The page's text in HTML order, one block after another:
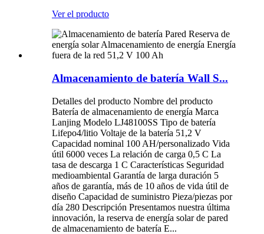
Ver el producto
Almacenamiento de batería Wall S...
Detalles del producto Nombre del producto
Batería de almacenamiento de energía Marca
Lanjing Modelo LJ48100SS Tipo de batería
Lifepo4/litio Voltaje de la batería 51,2 V
Capacidad nominal 100 AH/personalizado Vida
útil 6000 veces La relación de carga 0,5 C La
tasa de descarga 1 C Características Seguridad
medioambiental Garantía de larga duración 5
años de garantía, más de 10 años de vida útil de
diseño Capacidad de suministro Pieza/piezas por
día 280 Descripción Presentamos nuestra última
innovación, la reserva de energía solar de pared
de almacenamiento de batería E...